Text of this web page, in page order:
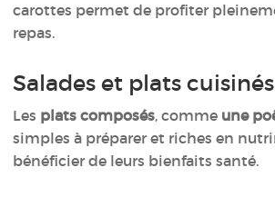
carottes permet de profiter
repas.
Salades et plats
Les plats composés, comme une
simples à préparer et riches en
bénéficier de leurs bienfaits santé.